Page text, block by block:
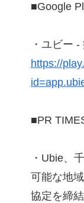
■Google
・ユビー
https://
■PR
・Ubie、
可能な地
協定を締